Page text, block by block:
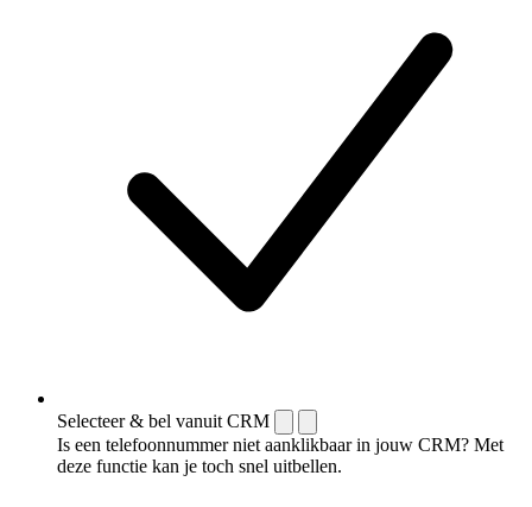
Selecteer & bel vanuit CRM
Is een telefoonnummer niet aanklikbaar in jouw CRM? Met
deze functie kan je toch snel uitbellen.